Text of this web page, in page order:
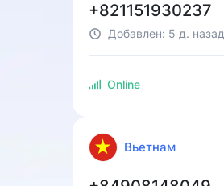
+821151930237
Добавлен: 5 д. назад
Online
Вьетнам